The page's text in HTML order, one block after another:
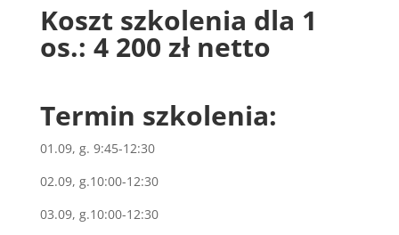
Koszt szkolenia dla 1
os.: 4 200 zł netto
Termin szkolenia:
01.09, g. 9:45-12:30
02.09, g.10:00-12:30
03.09, g.10:00-12:30